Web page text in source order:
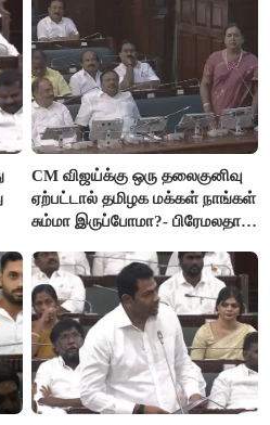
CM விஜய்க்கு ஒரு தலைகுனிவு
ஏற்பட்டால் தமிழக மக்கள் நாங்கள்
சும்மா இருப்போமா?- பிரேமலதா